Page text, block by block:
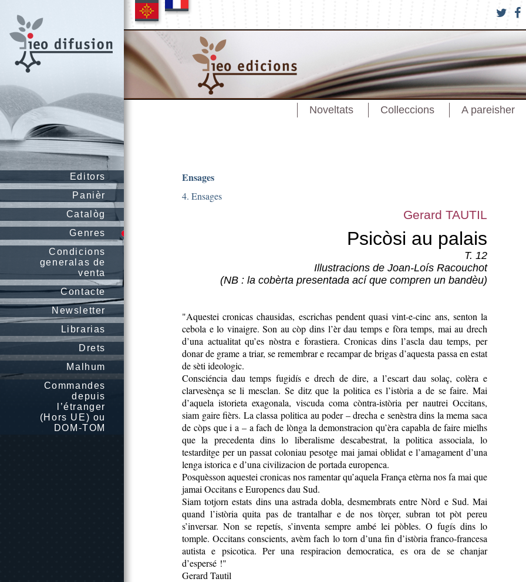
Editors
Panièr
Catalòg
Genres
Condicions
generalas de
venta
Contacte
Newsletter
Librarias
Drets
Malhum
Commandes
depuis
l’étranger
(Hors UE) ou
DOM-TOM
Noveltats Colleccions A pareisher
Ensages
4. Ensages
Gerard TAUTIL
Psicòsi au palais
T. 12
Illustracions de Joan-Loís Racouchot
(NB : la cobèrta presentada ací que compren un bandèu)
"Aquestei cronicas chausidas, escrichas pendent quasi vint-e-cinc ans, senton la
cebola e lo vinaigre. Son au còp dins l’èr dau temps e fòra temps, mai au drech
d’una actualitat qu’es nòstra e forastiera. Cronicas dins l’ascla dau temps, per
donar de grame a triar, se remembrar e recampar de brigas d’aquesta passa en estat
de sèti ideologic.
Consciéncia dau temps fugidís e drech de dire, a l’escart dau solaç, colèra e
clarvesènça se li mesclan. Se ditz que la politica es l’istòria a de se faire. Mai
d’aquela istorieta exagonala, viscuda coma còntra-istòria per nautrei Occitans,
siam gaire fièrs. La classa politica au poder – drecha e senèstra dins la mema saca
de còps que i a – a fach de lònga la demonstracion qu’èra capabla de faire mielhs
que la precedenta dins lo liberalisme descabestrat, la politica associala, lo
testarditge per un passat coloniau pesotge mai jamai oblidat e l’amagament d’una
lenga istorica e d’una civilizacion de portada europenca.
Posquèsson aquestei cronicas nos ramentar qu’aquela França etèrna nos fa mai que
jamai Occitans e Europencs dau Sud.
Siam totjorn estats dins una astrada dobla, desmembrats entre Nòrd e Sud. Mai
quand l’istòria quita pas de trantalhar e de nos tòrçer, subran tot pòt pereu
s’inversar. Non se repetís, s’inventa sempre ambé lei pòbles. O fugís dins lo
tomple. Occitans conscients, avèm fach lo torn d’una fin d’istòria franco-francesa
autista e psicotica. Per una respiracion democratica, es ora de se chanjar
d’espersé !"
Gerard Tautil